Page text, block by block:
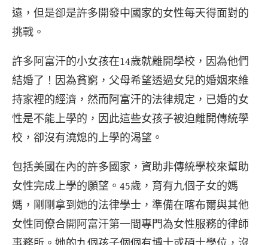
遠，但是卻是許多開發中國家的女性每天得面對的
挑戰。
許多阿富汗的小女孩在14歲就離開學校，因為他們
結婚了！因為貧窮，父母希望透過女兒的婚姻來維
持家裡的經濟，然而阿富汗的法律規定，已婚的女
性是不能上學的，因此這些女孩子被迫離開傳統學
校，卻沒有澆熄的上學的渴望。
包括美國在內的許多國家，資助非傳統學校來幫助
女性完成上學的願望。45歲，育有九個子女的媽
媽，剛剛拿到她的法律學士，準備在喀布爾與其他
女性同僚合開阿富汗第一間專門為女性服務的律師